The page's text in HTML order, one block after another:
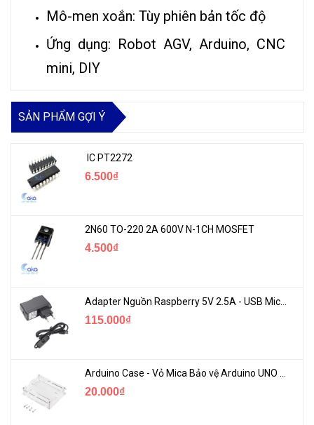
Mô-men xoắn: Tùy phiên bản tốc độ
Ứng dụng: Robot AGV, Arduino, CNC
mini, DIY
SẢN PHẨM GỢI Ý
IC PT2272
6.500₫
2N60 TO-220 2A 600V N-1CH MOSFET
4.500₫
115.000₫
Arduino Case - Vỏ Mica Bảo vệ Arduino UNO R3
20.000₫